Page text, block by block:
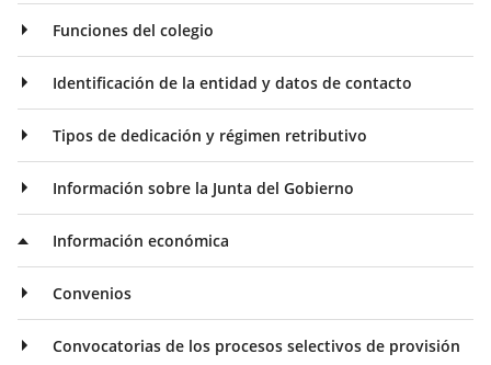
Funciones del colegio
Identificación de la entidad y datos de contacto
Tipos de dedicación y régimen retributivo
Información sobre la Junta del Gobierno
Información económica
Convenios
Convocatorias de los procesos selectivos de provisión